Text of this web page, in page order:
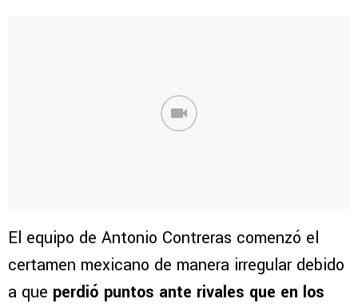
El equipo de Antonio Contreras comenzó el
certamen mexicano de manera irregular debido
a que perdió puntos ante rivales que en los